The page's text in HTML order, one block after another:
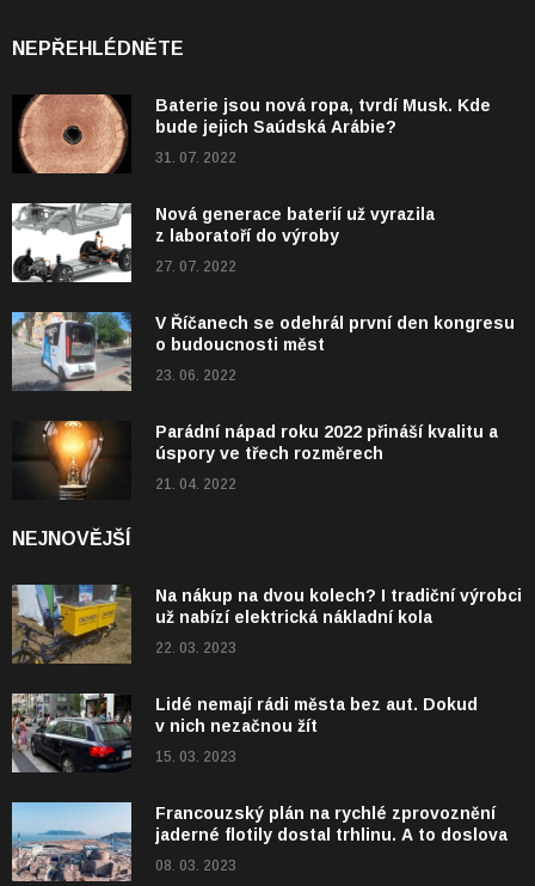
NEPŘEHLÉDNĚTE
Baterie jsou nová ropa, tvrdí Musk. Kde
bude jejich Saúdská Arábie?
31. 07. 2022
Nová generace baterií už vyrazila
z laboratoří do výroby
27. 07. 2022
V Říčanech se odehrál první den kongresu
o budoucnosti měst
23. 06. 2022
Parádní nápad roku 2022 přináší kvalitu a
úspory ve třech rozměrech
21. 04. 2022
NEJNOVĚJŠÍ
Na nákup na dvou kolech? I tradiční výrobci
už nabízí elektrická nákladní kola
22. 03. 2023
Lidé nemají rádi města bez aut. Dokud
v nich nezačnou žít
15. 03. 2023
Francouzský plán na rychlé zprovoznění
jaderné flotily dostal trhlinu. A to doslova
08. 03. 2023